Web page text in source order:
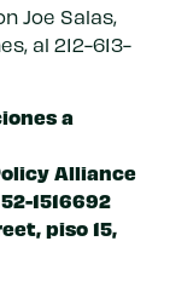
Joe Salas,
al 212-613-
a
Alliance
1516692
piso 15,